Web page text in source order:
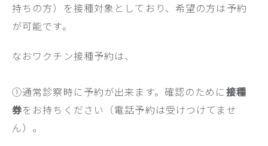
持ちの方）を接種対象としており、希望の方は予約
が可能です。
なおワクチン接種予約は、
①通常診察時に予約が出来ます。確認のために接種
券をお持ちください（電話予約は受けつけてませ
ん）。